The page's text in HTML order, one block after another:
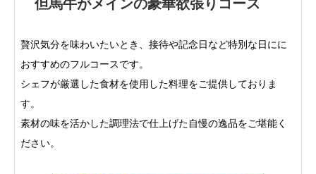
但馬牛がメインの豪華欲張りコース
贅沢気分を味わいたいとき、接待や記念日など特別な日にに
おすすめのフルコースです。
シェフが厳選した食材を使用した料理をご提供しておりま
す。
素材の味を活かした調理法で仕上げた自慢の逸品をご堪能く
ださい。